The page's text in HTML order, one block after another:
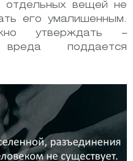
отдельных вещей не
его умалишенным.
утверждать –
поддается